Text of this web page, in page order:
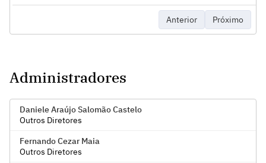
Anterior Próximo
Administradores
Daniele Araújo Salomão Castelo
Outros Diretores
Fernando Cezar Maia
Outros Diretores